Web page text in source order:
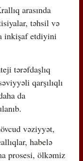
arasında
təhsil və
inkişaf etdiyini
tərəfdaşlıq
qarşılıqlı
da
vəziyyət,
habelə
prosesi, ölkəmiz